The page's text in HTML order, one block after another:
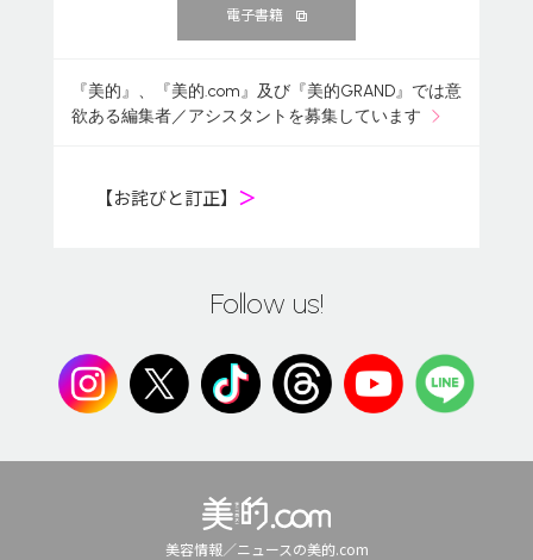
電子書籍
『美的』、『美的.com』及び『美的GRAND』では意
欲ある編集者／アシスタントを募集しています
【お詫びと訂正】 ＞
Follow us!
美容情報／ニュースの美的.com